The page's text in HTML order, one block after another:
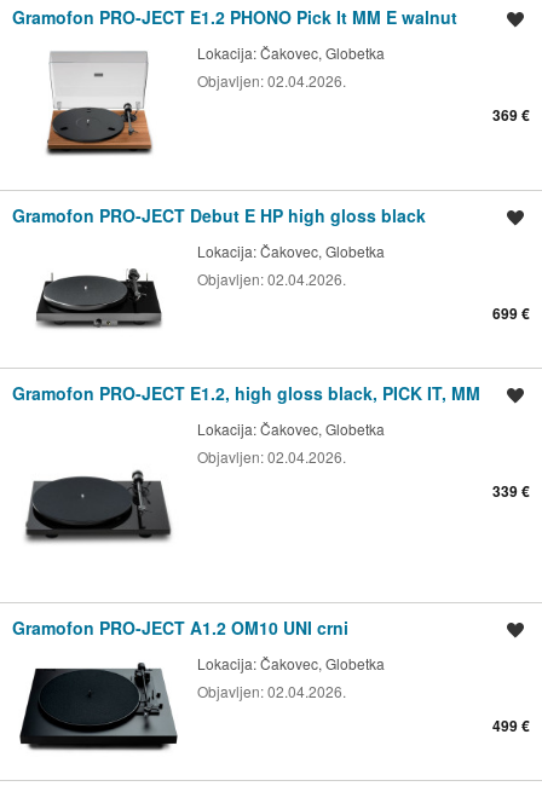
Gramofon PRO-JECT E1.2 PHONO Pick It MM E walnut
Lokacija:Čakovec, Globetka
Objavljen:02.04.2026.
369 €
Gramofon PRO-JECT Debut E HP high gloss black
Lokacija:Čakovec, Globetka
Objavljen:02.04.2026.
699 €
Gramofon PRO-JECT E1.2, high gloss black, PICK IT, MM
Lokacija:Čakovec, Globetka
Objavljen:02.04.2026.
339 €
Gramofon PRO-JECT A1.2 OM10 UNI crni
Lokacija:Čakovec, Globetka
Objavljen:02.04.2026.
499 €